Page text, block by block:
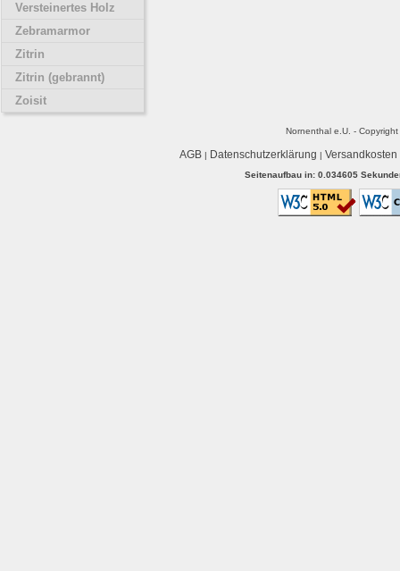
Versteinertes Holz
Zebramarmor
Zitrin
Zitrin (gebrannt)
Zoisit
Nornenthal e.U. -
AGB| Datenschutzerklärung | Versandkosten
Seitenaufbau in: 0.034605